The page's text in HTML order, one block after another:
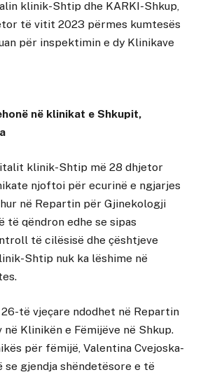
klinik-Shtip dhe KARKI-Shkup,
të vitit 2023 përmes kumtesës
për inspektimin e dy Klinikave
në klinikat e Shkupit,
klinik-Shtip më 28 dhjetor
njoftoi për ecurinë e ngjarjes
në Repartin për Gjinekologji
të qëndron edhe se sipas
të cilësisë dhe çështjeve
Shtip nuk ka lëshime në
26-të vjeçare ndodhet në Repartin
Klinikën e Fëmijëve në Shkup.
për fëmijë, Valentina Cvejoska-
se gjendja shëndetësore e të